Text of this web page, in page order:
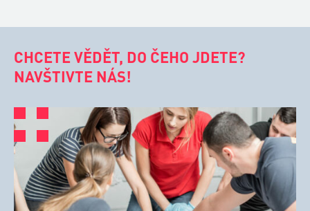
CHCETE VĚDĚT, DO ČEHO JDETE?
NAVŠTIVTE NÁS!